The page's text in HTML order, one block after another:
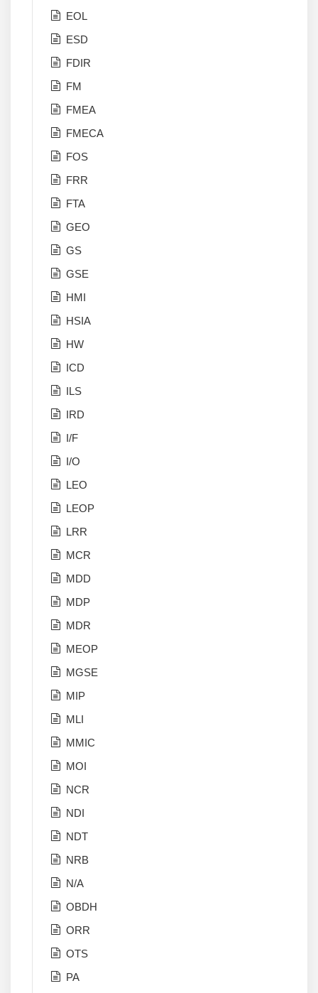
EOL
ESD
FDIR
FM
FMEA
FMECA
FOS
FRR
FTA
GEO
GS
GSE
HMI
HSIA
HW
ICD
ILS
IRD
I/F
I/O
LEO
LEOP
LRR
MCR
MDD
MDP
MDR
MEOP
MGSE
MIP
MLI
MMIC
MOI
NCR
NDI
NDT
NRB
N/A
OBDH
ORR
OTS
PA